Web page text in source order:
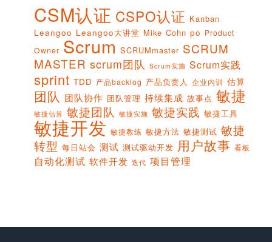
CSM认证 CSPO认证 Kanban
Leangoo Leangoo大讲堂 Mike Cohn po Product
Owner Scrum SCRUMmaster SCRUM
MASTER scrum团队 Scrum实施 Scrum实践
sprint TDD 产品backlog 产品负责人 企业内训 估算
团队 团队协作 团队管理 持续集成 故事点 敏捷
敏捷估算 敏捷团队 敏捷实施 敏捷实践 敏捷工具
敏捷开发 敏捷教练 敏捷方法 敏捷测试 敏捷
转型 每日站会 测试 测试驱动开发 用户故事 看板
自动化测试 软件开发 迭代 项目管理